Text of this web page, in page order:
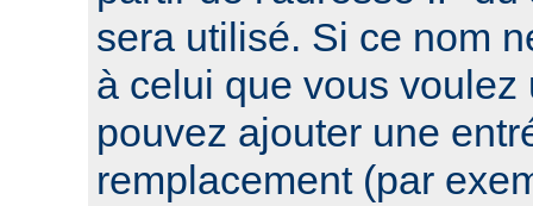
sera utilisé. Si ce nom
à celui que vous voulez
pouvez ajouter une
remplacement (par